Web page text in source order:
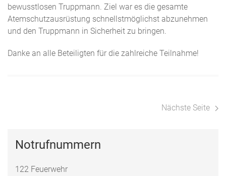
bewusstlosen Truppmann. Ziel war es die gesamte
Atemschutzausrüstung schnellstmöglichst abzunehmen
und den Truppmann in Sicherheit zu bringen.
Danke an alle Beteiligten für die zahlreiche Teilnahme!
Nächste Seite
Notrufnummern
122 Feuerwehr